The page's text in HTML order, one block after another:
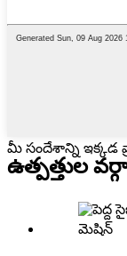
మీ సందేశాన్ని ఇక్కడ
ఉత్పత్తుల